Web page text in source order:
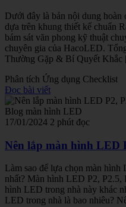
Dưới đây là bản nội dung hoàn
dựa trên khung thiết kế chuẩn
bám sát văn phong kỹ thuật
chuyên gia của HacoLED.
Thường Gặp & Bí Quyết
Phân tích Ứng dụng Checklist
Đọc bài viết
Blog màn hình LED
17/01/2024 2 phút đọc
Nên lắp màn hình LED
Làm sao để lựa chọn màn
nhất? Màn hình LED P2, P2.5,
hình LED trong nhà này khác
LED trong nhà là bao nhiêu?